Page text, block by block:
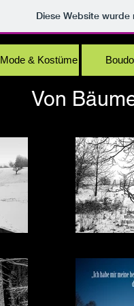
Diese Website
Mode & Kostüme
Von